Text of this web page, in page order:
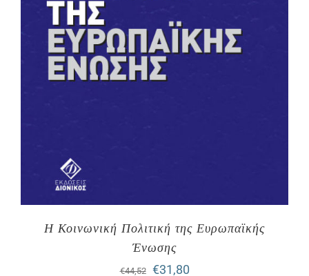
Η Κοινωνική Πολιτική της Ευρωπαϊκής
Ένωσης
€44,52
Original
€31,80Η